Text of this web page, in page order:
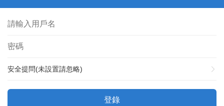
安全提問(未設置請忽略)
登錄